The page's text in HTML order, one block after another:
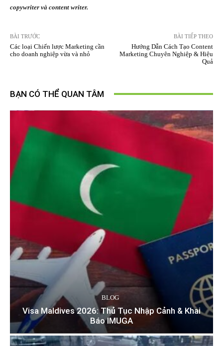
copywriter và content writer.
BÀI TRƯỚC
Các loại Chiến lược Marketing cần
cho doanh nghiệp vừa và nhỏ
BÀI TIẾP THEO
Hướng Dẫn Cách Tạo Content
Marketing Chuyên Nghiệp & Hiệu
Quả
BẠN CÓ THỂ QUAN TÂM
BLOG
Visa Maldives 2026: Thủ Tục Nhập Cảnh & Khai
Báo IMUGA